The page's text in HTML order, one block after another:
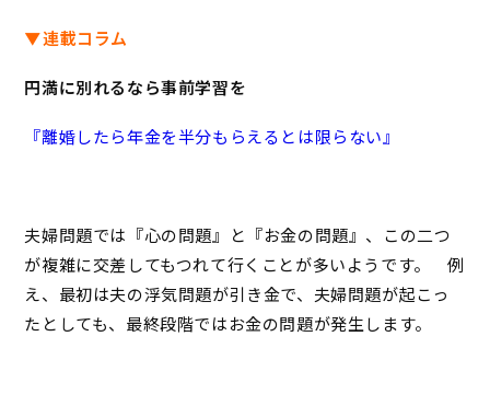
▼連載コラム
円満に別れるなら事前学習を
『離婚したら年金を半分もらえるとは限らない』
夫婦問題では『心の問題』と『お金の問題』、この二つ
が複雑に交差してもつれて行くことが多いようです。 例
え、最初は夫の浮気問題が引き金で、夫婦問題が起こっ
たとしても、最終段階ではお金の問題が発生します。